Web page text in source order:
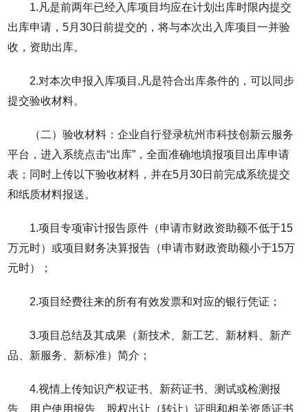
1.凡是前两年已经入库项目均应在计划出库时限内提交
出库申请，5月30日前提交的，将与本次出入库项目一并验
收，资助出库。
2.对本次申报入库项目,凡是符合出库条件的，可以同步
提交验收材料。
（二）验收材料：企业自行登录杭州市科技创新云服务
平台，进入系统点击“出库”，全面准确地填报项目出库申请
表；同时上传以下验收材料，并在5月30日前完成系统提交
和纸质材料报送。
1.项目专项审计报告原件（申请市财政资助额不低于15
万元时）或项目财务决算报告（申请市财政资助额小于15万
元时）；
2.项目经费往来的所有有效发票和对应的银行凭证；
3.项目总结及其成果（新技术、新工艺、新材料、新产
品、新服务、新标准）简介；
4.视情上传知识产权证书、新药证书、测试或检测报
告、用户使用报告、股权出让（转让）证明和相关资质证书